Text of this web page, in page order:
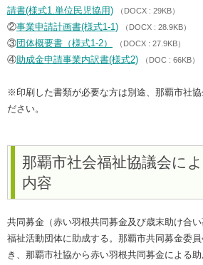
請書(様式1.単位民児協用)
（DOCX : 29KB）
②事業申請計画書(様式1-1) （DOCX : 28.9KB）
③団体概要書（様式1-2） （DOCX : 27.9KB）
④助成金申請事業内訳書(様式2) （DOC : 66KB）
※印刷した書類が必要な方は別途、那覇市社協
ださい。
那覇市社会福祉協議会に
内容
共同募金（赤い羽根共同募金及び歳末助け合
福祉活動団体に助成する。那覇市共同募金委
き、那覇市社協から赤い羽根共同募金による